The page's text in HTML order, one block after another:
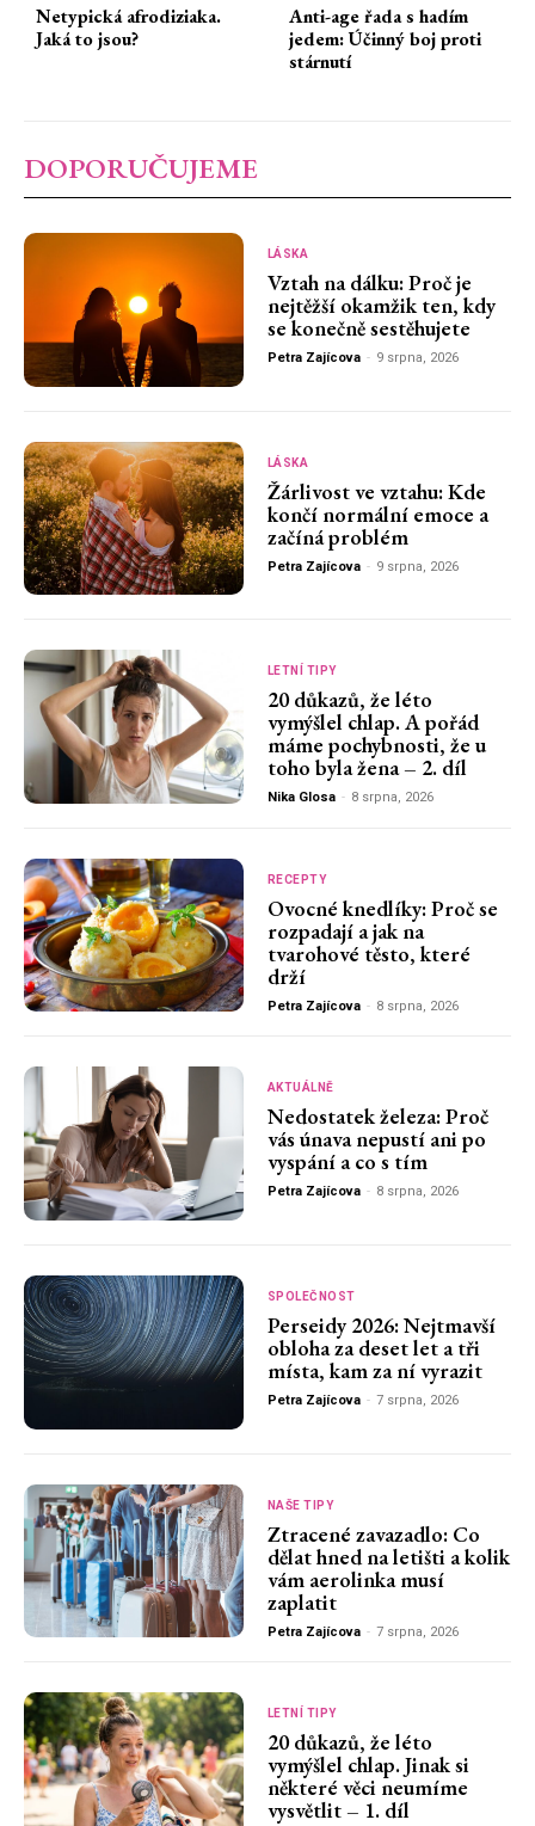
Netypická afrodiziaka.
Jaká to jsou?
Anti-age řada s hadím
jedem: Účinný boj proti
stárnutí
DOPORUČUJEME
LÁSKA
Vztah na dálku: Proč je
nejtěžší okamžik ten, kdy
se konečně sestěhujete
Petra Zajícova - 9 srpna, 2026
LÁSKA
Žárlivost ve vztahu: Kde
končí normální emoce a
začíná problém
Petra Zajícova - 9 srpna, 2026
LETNÍ TIPY
20 důkazů, že léto
vymýšlel chlap. A pořád
máme pochybnosti, že u
toho byla žena – 2. díl
Nika Glosa - 8 srpna, 2026
RECEPTY
Ovocné knedlíky: Proč se
rozpadají a jak na
tvarohové těsto, které
drží
Petra Zajícova - 8 srpna, 2026
AKTUÁLNĚ
Nedostatek železa: Proč
vás únava nepustí ani po
vyspání a co s tím
Petra Zajícova - 8 srpna, 2026
SPOLEČNOST
Perseidy 2026: Nejtmavší
obloha za deset let a tři
místa, kam za ní vyrazit
Petra Zajícova - 7 srpna, 2026
NAŠE TIPY
Ztracené zavazadlo: Co
dělat hned na letišti a kolik
vám aerolinka musí
zaplatit
Petra Zajícova - 7 srpna, 2026
LETNÍ TIPY
20 důkazů, že léto
vymýšlel chlap. Jinak si
některé věci neumíme
vysvětlit – 1. díl